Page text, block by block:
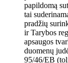
papildomą
tai
pradžių
ir Tarybos
apsaugos
duomenų
95/46/EB